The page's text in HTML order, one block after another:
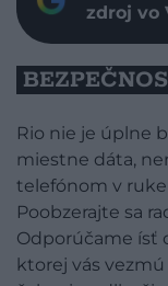
zdroj vo
Rio nie je úplne
miestne dáta,
telefónom v
Poobzerajte sa
Odporúčame ísť
ktorej vás